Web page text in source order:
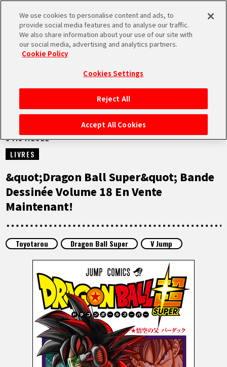
MEN
ACCUEIL
NEWS
À NE PAS MANQUER
VIDÉOS
ARTICLES
À PROPOS
LANGUAGE
EN FR DE ES
NEWS
04.04.2022
LIVRES
&quot;Dragon Ball Super&quot; Bande
Dessinée Volume 18 En Vente
Maintenant!
Toyotarou Dragon Ball Super V Jump
We use cookies to personalise content and ads, to
provide social media features and to analyse our traffic.
We also share information about your use of our site with
our social media, advertising and analytics partners.
Cookie Policy
Cookies Settings
Reject All
Accept All Cookies